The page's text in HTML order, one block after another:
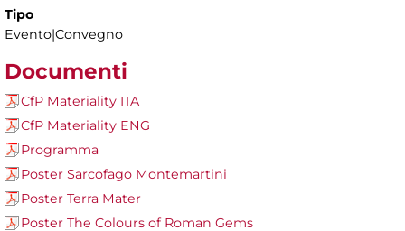
Tipo
Evento|Convegno
Documenti
CfP Materiality ITA
CfP Materiality ENG
Programma
Poster Sarcofago Montemartini
Poster Terra Mater
Poster The Colours of Roman Gems